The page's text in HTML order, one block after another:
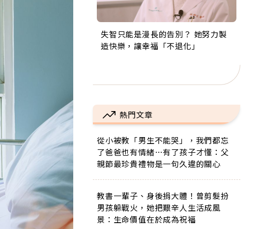
失智只能是漫長的告別？ 她努力製
造快樂，讓幸福「不退化」
來自剛果的巧克力神父 為台灣奉獻
36年 「台灣是我的家，我連作夢都
63歲卸矽谷副總、搬回台灣找快
樂！「蛋黃哥小丑」走進安養院，
104歲打破金氏世界紀錄 成為全球
最年長羽球選手，分享長壽的秘密
事業巔峰他選擇追夢…黑手阿伯拉
小提琴還登上小巨蛋！連CNN都大
熱門文章
從小被教「男生不能哭」，我們都忘
了爸爸也有情緒…有了孩子才懂：父
親節最珍貴禮物是一句久違的關心
教書一輩子、身後捐大體！曾剪髮扮
男孩躲戰火，她把艱辛人生活成風
景：生命價值在於成為祝福